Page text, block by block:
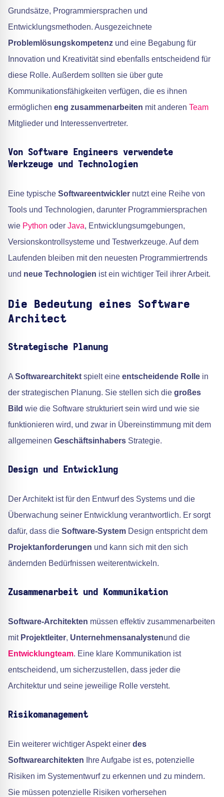
Grundsätze, Programmiersprachen und
Entwicklungsmethoden. Ausgezeichnete
Problemlösungskompetenz und eine Begabung für
Innovation und Kreativität sind ebenfalls entscheidend für
diese Rolle. Außerdem sollten sie über gute
Kommunikationsfähigkeiten verfügen, die es ihnen
ermöglichen eng zusammenarbeiten mit anderen Team
Mitglieder und Interessenvertreter.
Von Software Engineers verwendete
Werkzeuge und Technologien
Eine typische Softwareentwickler nutzt eine Reihe von
Tools und Technologien, darunter Programmiersprachen
wie Python oder Java, Entwicklungsumgebungen,
Versionskontrollsysteme und Testwerkzeuge. Auf dem
Laufenden bleiben mit den neuesten Programmiertrends
und neue Technologien ist ein wichtiger Teil ihrer Arbeit.
Die Bedeutung eines Software
Architect
Strategische Planung
A Softwarearchitekt spielt eine entscheidende Rolle in
der strategischen Planung. Sie stellen sich die großes
Bild wie die Software strukturiert sein wird und wie sie
funktionieren wird, und zwar in Übereinstimmung mit dem
allgemeinen Geschäftsinhabers Strategie.
Design und Entwicklung
Der Architekt ist für den Entwurf des Systems und die
Überwachung seiner Entwicklung verantwortlich. Er sorgt
dafür, dass die Software-System Design entspricht dem
Projektanforderungen und kann sich mit den sich
ändernden Bedürfnissen weiterentwickeln.
Zusammenarbeit und Kommunikation
Software-Architekten müssen effektiv zusammenarbeiten
mit Projektleiter, Unternehmensanalystenund die
Entwicklungteam. Eine klare Kommunikation ist
entscheidend, um sicherzustellen, dass jeder die
Architektur und seine jeweilige Rolle versteht.
Risikomanagement
Ein weiterer wichtiger Aspekt einer des
Softwarearchitekten Ihre Aufgabe ist es, potenzielle
Risiken im Systementwurf zu erkennen und zu mindern.
Sie müssen potenzielle Risiken vorhersehen